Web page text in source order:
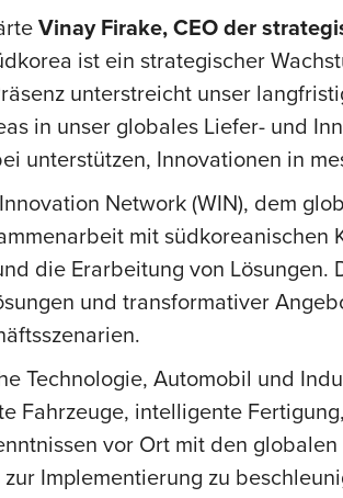
Vinay Firake, CEO der
ist ein strategischer
unterstreicht unser
in unser globales Liefer- und
unterstützen, Innovationen in
Network (WIN), dem
mit
die Erarbeitung von Lösungen.
und transformativer
Technologie, Automobil und
intelligente
vor Ort mit den
Implementierung zu